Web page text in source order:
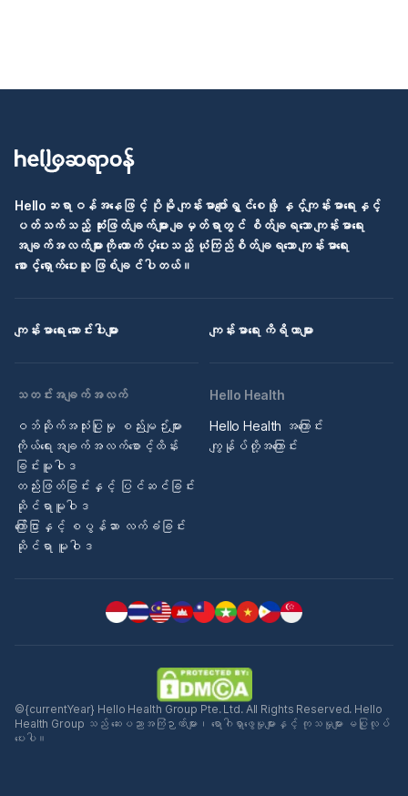
Helloဆရာဝန်အနေဖြင့် ပိုမို ကျန်းမာပျော်ရွှင်စေဖို့ နှင့်ကျန်းမာရေးနှင့်
ပတ်သက်သည့် ဆုံးဖြတ်ချက်များ ချမှတ်ရာတွင် စိတ်ချရသော ကျန်းမာရေး
အချက်အလက်များကို ထောက်ပံ့ပေးသည့် ယုံကြည်စိတ်ချရသော ကျန်းမာရေး
စောင့်ရှောက်ပေးသူ ဖြစ်ချင်ပါတယ်။
ကျန်းမာရေး ဆောင်းပါးများ ကျန်းမာရေး ကိရိယာများ
သတင်းအချက်အလက်
ဝဘ်ဆိုက်အသုံးပြုမှု စည်းမျဉ်းများ
ကိုယ်ရေးအချက်အလက်စောင့်ထိန်း
ခြင်းမူဝါဒ
တည်းဖြတ်ခြင်းနှင့် ပြင်ဆင်ခြင်း
ဆိုင်ရာမူဝါဒ
ကြော်ငြာနှင့် စပွန်ဆာ လက်ခံခြင်း
ဆိုင်ရာ မူဝါဒ
Hello Health
Hello Health အကြောင်း
ကျွန်ုပ်တို့အကြောင်း
©{currentYear} Hello Health Group Pte. Ltd. All Rights Reserved. Hello
Health Group သည် ဆေးပညာအကြံဉာဏ်များ၊ ရောဂါရှာဖွေမှုများနှင့် ကုသမှုများ မပြုလုပ်
ပေးပါ။